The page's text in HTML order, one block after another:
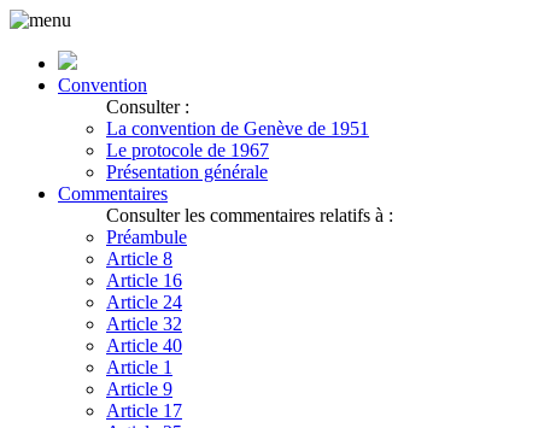
Convention
Consulter :
La convention de Genève de 1951
Le protocole de 1967
Présentation générale
Commentaires
Consulter les commentaires relatifs à :
Préambule
Article 8
Article 16
Article 24
Article 32
Article 40
Article 1
Article 9
Article 17